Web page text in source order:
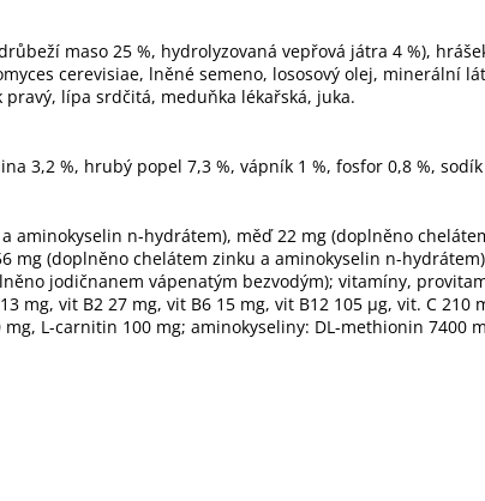
maso 25 %, hydrolyzovaná vepřová játra 4 %),
cerevisiae, lněné semeno, lososový olej, minerální
lípa srdčitá, meduňka lékařská, juka.
3,2 %, hrubý popel 7,3 %, vápník 1 %, fosfor 0,8 %, sodík
aminokyselin n-hydrátem), měď 22 mg (doplněno
mg (doplněno chelátem zinku a aminokyselin n-
jodičnanem vápenatým bezvodým); vitamíny,
mg, vit B2 27 mg, vit B6 15 mg, vit B12 105 µg, vit. C
L-carnitin 100 mg; aminokyseliny: DL-methionin 7400